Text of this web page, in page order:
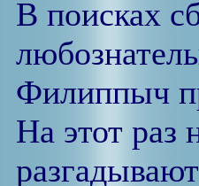
В поисках
Филиппыч
На этот раз